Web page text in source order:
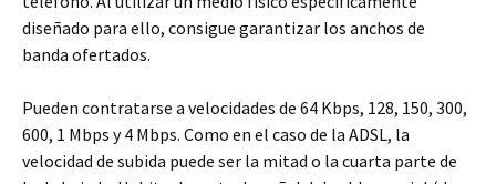
diseñado para ello, consigue garantizar los anchos de
banda ofertados.
Pueden contratarse a velocidades de 64 Kbps, 128, 150, 300,
600, 1 Mbps y 4 Mbps. Como en el caso de la ADSL, la
velocidad de subida puede ser la mitad o la cuarta parte de